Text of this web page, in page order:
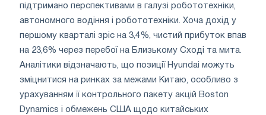
підтримано перспективами в галузі робототехніки,
автономного водіння і робототехніки. Хоча дохід у
першому кварталі зріс на 3,4%, чистий прибуток впав
на 23,6% через перебої на Близькому Сході та мита.
Аналітики відзначають, що позиції Hyundai можуть
зміцнитися на ринках за межами Китаю, особливо з
урахуванням її контрольного пакету акцій Boston
Dynamics і обмежень США щодо китайських